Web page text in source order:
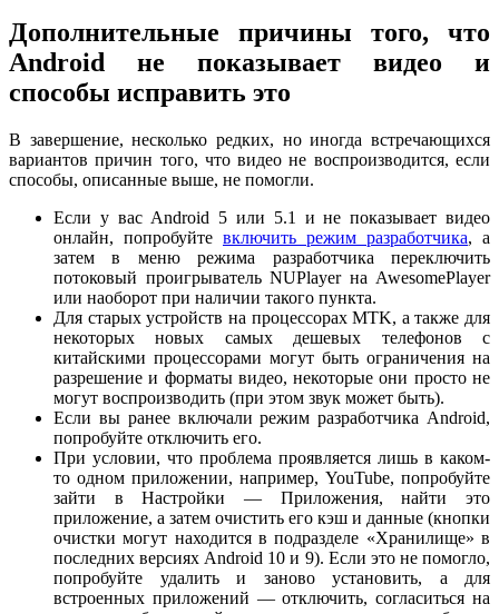
Дополнительные причины того, что
Android не показывает видео и
способы исправить это
В завершение, несколько редких, но иногда встречающихся
вариантов причин того, что видео не воспроизводится, если
способы, описанные выше, не помогли.
Если у вас Android 5 или 5.1 и не показывает видео
онлайн, попробуйте включить режим разработчика, а
затем в меню режима разработчика переключить
потоковый проигрыватель NUPlayer на AwesomePlayer
или наоборот при наличии такого пункта.
Для старых устройств на процессорах MTK, а также для
некоторых новых самых дешевых телефонов с
китайскими процессорами могут быть ограничения на
разрешение и форматы видео, некоторые они просто не
могут воспроизводить (при этом звук может быть).
Если вы ранее включали режим разработчика Android,
попробуйте отключить его.
При условии, что проблема проявляется лишь в каком-
то одном приложении, например, YouTube, попробуйте
зайти в Настройки — Приложения, найти это
приложение, а затем очистить его кэш и данные (кнопки
очистки могут находится в подразделе «Хранилище» в
последних версиях Android 10 и 9). Если это не помогло,
попробуйте удалить и заново установить, а для
встроенных приложений — отключить, согласиться на